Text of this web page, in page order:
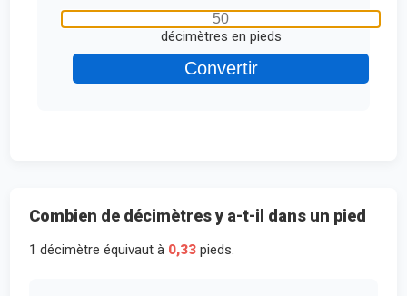
décimètres en pieds
Combien de décimètres y a-t-il dans un pied
1 décimètre équivaut à 0,33 pieds.